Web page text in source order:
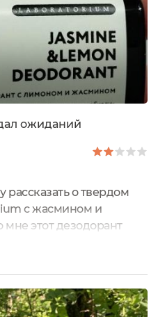
ожиданий
рассказать о твердом
с жасмином и
мне этот дезодорант
Конечно же
период времени я
и мне ооох
от запаха, от